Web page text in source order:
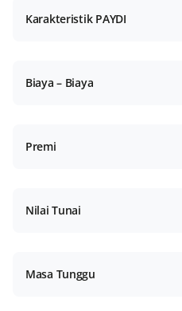
Karakteristik PAYDI
Biaya – Biaya
Premi
Nilai Tunai
Masa Tunggu